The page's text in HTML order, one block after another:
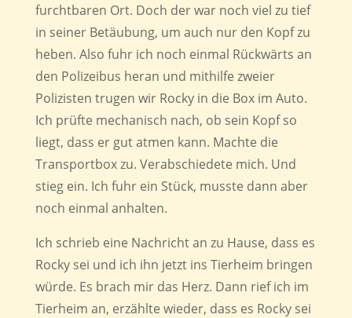
furchtbaren Ort. Doch der war noch viel zu tief
in seiner Betäubung, um auch nur den Kopf zu
heben. Also fuhr ich noch einmal Rückwärts an
den Polizeibus heran und mithilfe zweier
Polizisten trugen wir Rocky in die Box im Auto.
Ich prüfte mechanisch nach, ob sein Kopf so
liegt, dass er gut atmen kann. Machte die
Transportbox zu. Verabschiedete mich. Und
stieg ein. Ich fuhr ein Stück, musste dann aber
noch einmal anhalten.
Ich schrieb eine Nachricht an zu Hause, dass es
Rocky sei und ich ihn jetzt ins Tierheim bringen
würde. Es brach mir das Herz. Dann rief ich im
Tierheim an, erzählte wieder, dass es Rocky sei